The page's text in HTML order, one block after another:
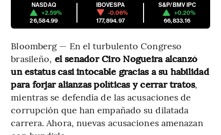
NASDAQ
+2.59%
26,584.99
IBOVESPA
-0.06%
177,894.97
S&P/BMV IPC
+0.20%
66,833.16
Bloomberg — En el turbulento Congreso
brasileño, el senador Ciro Nogueira alcanzó
un estatus casi intocable gracias a su habilidad
para forjar alianzas políticas y cerrar tratos,
mientras se defendía de las acusaciones de
corrupción que han empañado su dilatada
carrera. Ahora, nuevas acusaciones amenazan